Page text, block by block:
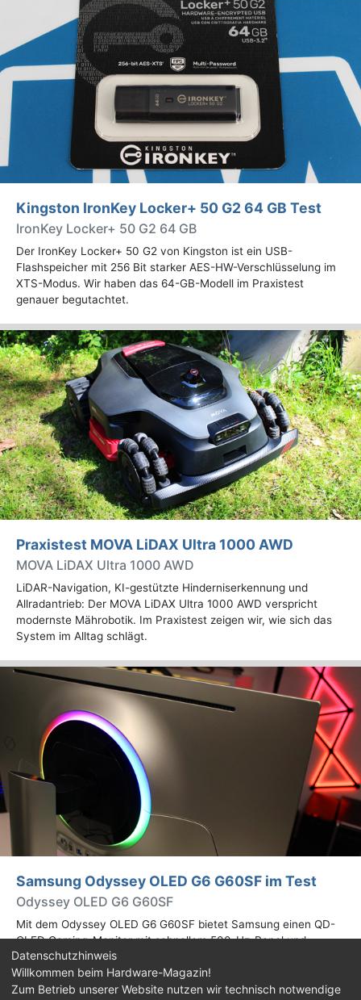
Kingston IronKey Locker+ 50 G2 64 GB Test
IronKey Locker+ 50 G2 64 GB
Der IronKey Locker+ 50 G2 von Kingston ist ein USB-
Flashspeicher mit 256 Bit starker AES-HW-Verschlüsselung im
XTS-Modus. Wir haben das 64-GB-Modell im Praxistest
genauer begutachtet.
Praxistest MOVA LiDAX Ultra 1000 AWD
MOVA LiDAX Ultra 1000 AWD
LiDAR-Navigation, KI-gestützte Hinderniserkennung und
Allradantrieb: Der MOVA LiDAX Ultra 1000 AWD verspricht
modernste Mährobotik. Im Praxistest zeigen wir, wie sich das
System im Alltag schlägt.
Samsung Odyssey OLED G6 G60SF im Test
Odyssey OLED G6 G60SF
Mit dem Odyssey OLED G6 G60SF bietet Samsung einen QD-
OLED Gaming-Monitor mit schnellem 500-Hz-Panel und
WQHD-Auflösung an. Wir haben den 27 Zoll großen Monitor auf
Herz und Nieren geprüft.
Datenschutzhinweis
Willkommen beim Hardware-Magazin!
Zum Betrieb unserer Website nutzen wir technisch notwendige